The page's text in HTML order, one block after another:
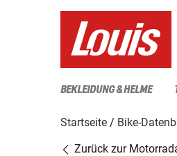
BEKLEIDUNG & HELME
Startseite Bike-
Zurück zur